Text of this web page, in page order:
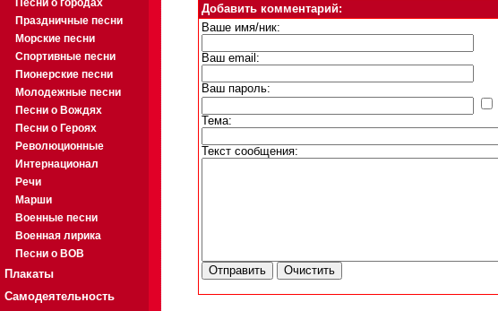
Песни о городах
Праздничные песни
Морские песни
Спортивные песни
Пионерские песни
Молодежные песни
Песни о Вождях
Песни о Героях
Революционные
Интернационал
Речи
Марши
Военные песни
Военная лирика
Песни о ВОВ
Плакаты
Самодеятельность
Добавить комментарий:
Ваше имя/ник:
Ваш email:
Ваш пароль:
Тема:
Текст сообщения: